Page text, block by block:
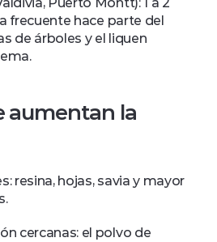
frecuente hace parte del
de árboles y el liquen
aumentan la
resina, hojas, savia y mayor
cercanas: el polvo de